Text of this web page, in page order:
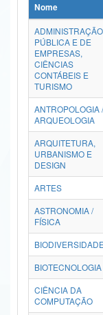
Ministério da Ciência,
Ministério do Meio Ambiente
Ministério do Turismo
Ministério do
Controladoria-Geral da União
Ministério da Mulher, da
Secretaria de Governo
Advocacia-Geral da União
Banco Central do Brasil
Nome
ADMINISTRAÇÃO
PÚBLICA E DE
EMPRESAS,
CIÊNCIAS
CONTÁBEIS E
TURISMO
ANTROPOLOGIA /
ARQUEOLOGIA
ARQUITETURA,
URBANISMO E
DESIGN
ARTES
ASTRONOMIA /
FÍSICA
BIODIVERSIDADE
BIOTECNOLOGIA
CIÊNCIA DA
COMPUTAÇÃO